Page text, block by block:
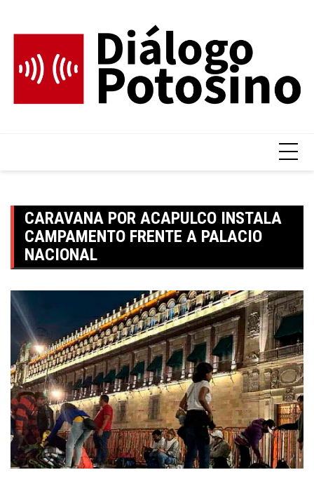
content
CARAVANA POR ACAPULCO INSTALA
CAMPAMENTO FRENTE A PALACIO
NACIONAL